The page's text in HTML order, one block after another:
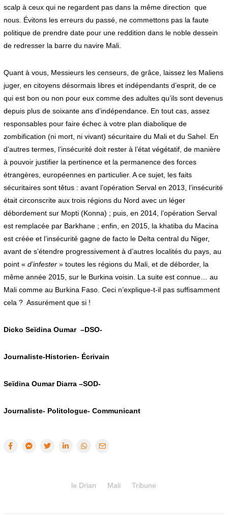
scalp à ceux qui ne regardent pas dans la même direction que
nous. Évitons les erreurs du passé, ne commettons pas la faute
politique de prendre date pour une reddition dans le noble dessein
de redresser la barre du navire Mali.
Quant à vous, Messieurs les censeurs, de grâce, laissez les Maliens
juger, en citoyens désormais libres et indépendants d’esprit, de ce
qui est bon ou non pour eux comme des adultes qu’ils sont devenus
depuis plus de soixante ans d’indépendance. En tout cas, assez
responsables pour faire échec à votre plan diabolique de
zombification (ni mort, ni vivant) sécuritaire du Mali et du Sahel. En
d’autres termes, l’insécurité doit rester à l’état végétatif, de manière
à pouvoir justifier la pertinence et la permanence des forces
étrangères, européennes en particulier. A ce sujet, les faits
sécuritaires sont têtus : avant l’opération Serval en 2013, l’insécurité
était circonscrite aux trois régions du Nord avec un léger
débordement sur Mopti (Konna) ; puis, en 2014, l’opération Serval
est remplacée par Barkhane ; enfin, en 2015, la khatiba du Macina
est créée et l’insécurité gagne de facto le Delta central du Niger,
avant de s’étendre progressivement à d’autres localités du pays, au
point « d’infester» toutes les régions du Mali, et de déborder, la
même année 2015, sur le Burkina voisin. La suite est connue… au
Mali comme au Burkina Faso. Ceci n’explique-t-il pas suffisamment
cela ? Assurément que si !
Dicko Seïdina Oumar –DSO-
Journaliste-Historien- Écrivain
Seïdina Oumar Diarra –SOD-
Journaliste- Politologue- Communicant
le Drian Mali Tribune